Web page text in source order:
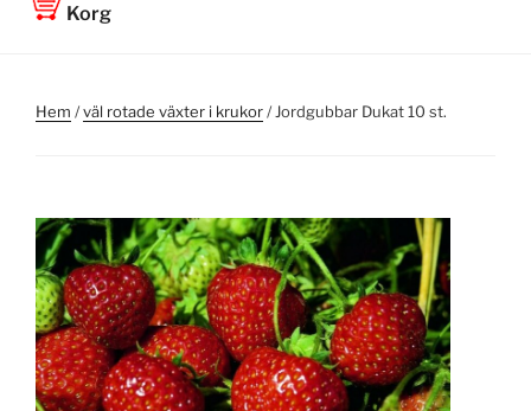
Korg
Hem /väl rotade växter i krukor/ Jordgubbar Dukat 10 st.